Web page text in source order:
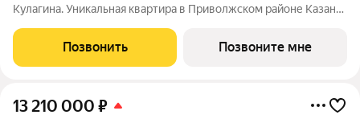
Кулагина. Уникальная квартира в Приволжском районе Казани,
Собственный детский сад, школа, дворы-парки с сенсорными
игровыми и
Позвонить Позвоните мне
13 210 000 ₽